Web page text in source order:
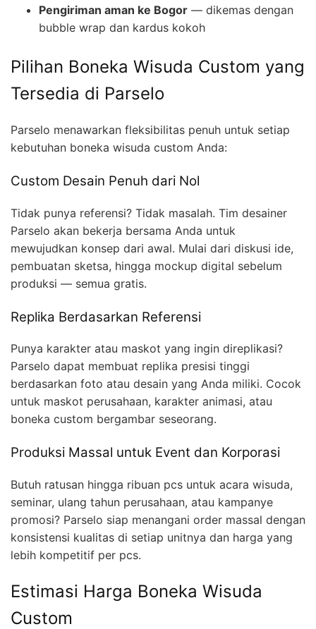
Pengiriman aman ke Bogor — dikemas dengan
bubble wrap dan kardus kokoh
Pilihan Boneka Wisuda Custom yang
Tersedia di Parselo
Parselo menawarkan fleksibilitas penuh untuk setiap
kebutuhan boneka wisuda custom Anda:
Custom Desain Penuh dari Nol
Tidak punya referensi? Tidak masalah. Tim desainer
Parselo akan bekerja bersama Anda untuk
mewujudkan konsep dari awal. Mulai dari diskusi ide,
pembuatan sketsa, hingga mockup digital sebelum
produksi — semua gratis.
Replika Berdasarkan Referensi
Punya karakter atau maskot yang ingin direplikasi?
Parselo dapat membuat replika presisi tinggi
berdasarkan foto atau desain yang Anda miliki. Cocok
untuk maskot perusahaan, karakter animasi, atau
boneka custom bergambar seseorang.
Produksi Massal untuk Event dan Korporasi
Butuh ratusan hingga ribuan pcs untuk acara wisuda,
seminar, ulang tahun perusahaan, atau kampanye
promosi? Parselo siap menangani order massal dengan
konsistensi kualitas di setiap unitnya dan harga yang
lebih kompetitif per pcs.
Estimasi Harga Boneka Wisuda
Custom